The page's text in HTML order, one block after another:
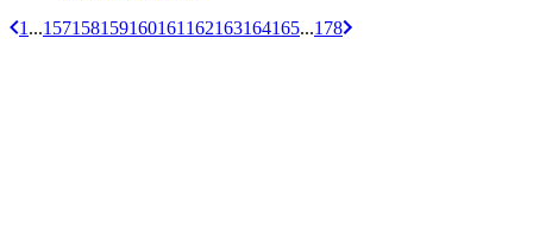
1 ...157158159160161 162163164165...178